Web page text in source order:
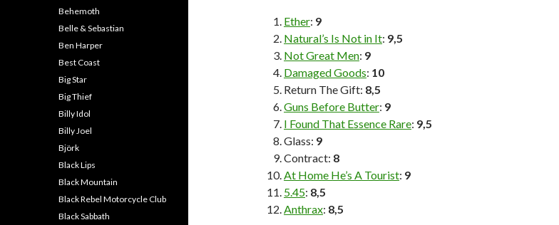
Ether: 9
Natural’s Is Not in It: 9,5
Not Great Men: 9
Damaged Goods: 10
Return The Gift: 8,5
Guns Before Butter: 9
I Found That Essence Rare: 9,5
Glass: 9
Contract: 8
At Home He’s A Tourist: 9
5.45: 8,5
Anthrax: 8,5
Behemoth
Belle & Sebastian
Ben Harper
Best Coast
Big Star
Big Thief
Billy Idol
Billy Joel
Björk
Black Lips
Black Mountain
Black Rebel Motorcycle Club
Black Sabbath